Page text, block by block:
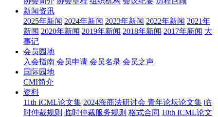
新闻资讯
2025年新闻 2024年新闻 2023年新闻 2022年新闻 2021年
新闻 2020年新闻 2019年新闻 2018年新闻 2017年新闻 大
事记
会员园地
入会指南 会员申请 会员名录 会员之声
国际园地
CMI简介
资料
11th ICML论文集 2024海商法研讨会 青年论坛论文集 临
时仲裁规则 临时仲裁服务规则 格式合同 10th ICML论文